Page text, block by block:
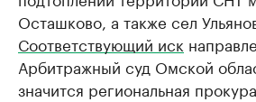
Осташково, а также сел
Соответствующий иск
Арбитражный суд Омской
значится региональная